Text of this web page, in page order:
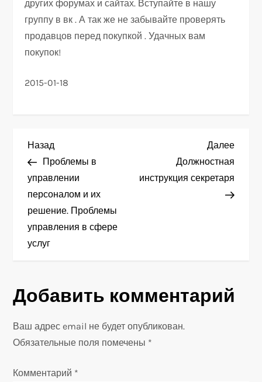
других форумах и сайтах. Вступайте в нашу
группу в вк . А так же не забывайте проверять
продавцов перед покупкой . Удачных вам
покупок!
2015-01-18
Н
а
в
и
а
и
я
Предыдущая
запись
Назад
Проблемы в
управлении
персоналом и их
решение. Проблемы
управления в сфере
услуг
Далее
Должностная
инструкция секретаря
Добавить комментарий
Ваш адрес email не будет опубликован.
Обязательные поля помечены *
Комментарий *